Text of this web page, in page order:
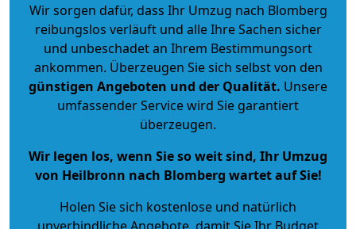
Wir sorgen dafür, dass Ihr Umzug nach Blomberg
reibungslos verläuft und alle Ihre Sachen sicher
und unbeschadet an Ihrem Bestimmungsort
ankommen. Überzeugen Sie sich selbst von den
günstigen Angeboten und der Qualität. Unsere
umfassender Service wird Sie garantiert
überzeugen.
Wir legen los, wenn Sie so weit sind, Ihr Umzug
von Heilbronn nach Blomberg wartet auf Sie!
Holen Sie sich kostenlose und natürlich
unverbindliche Angebote, damit Sie Ihr Budget